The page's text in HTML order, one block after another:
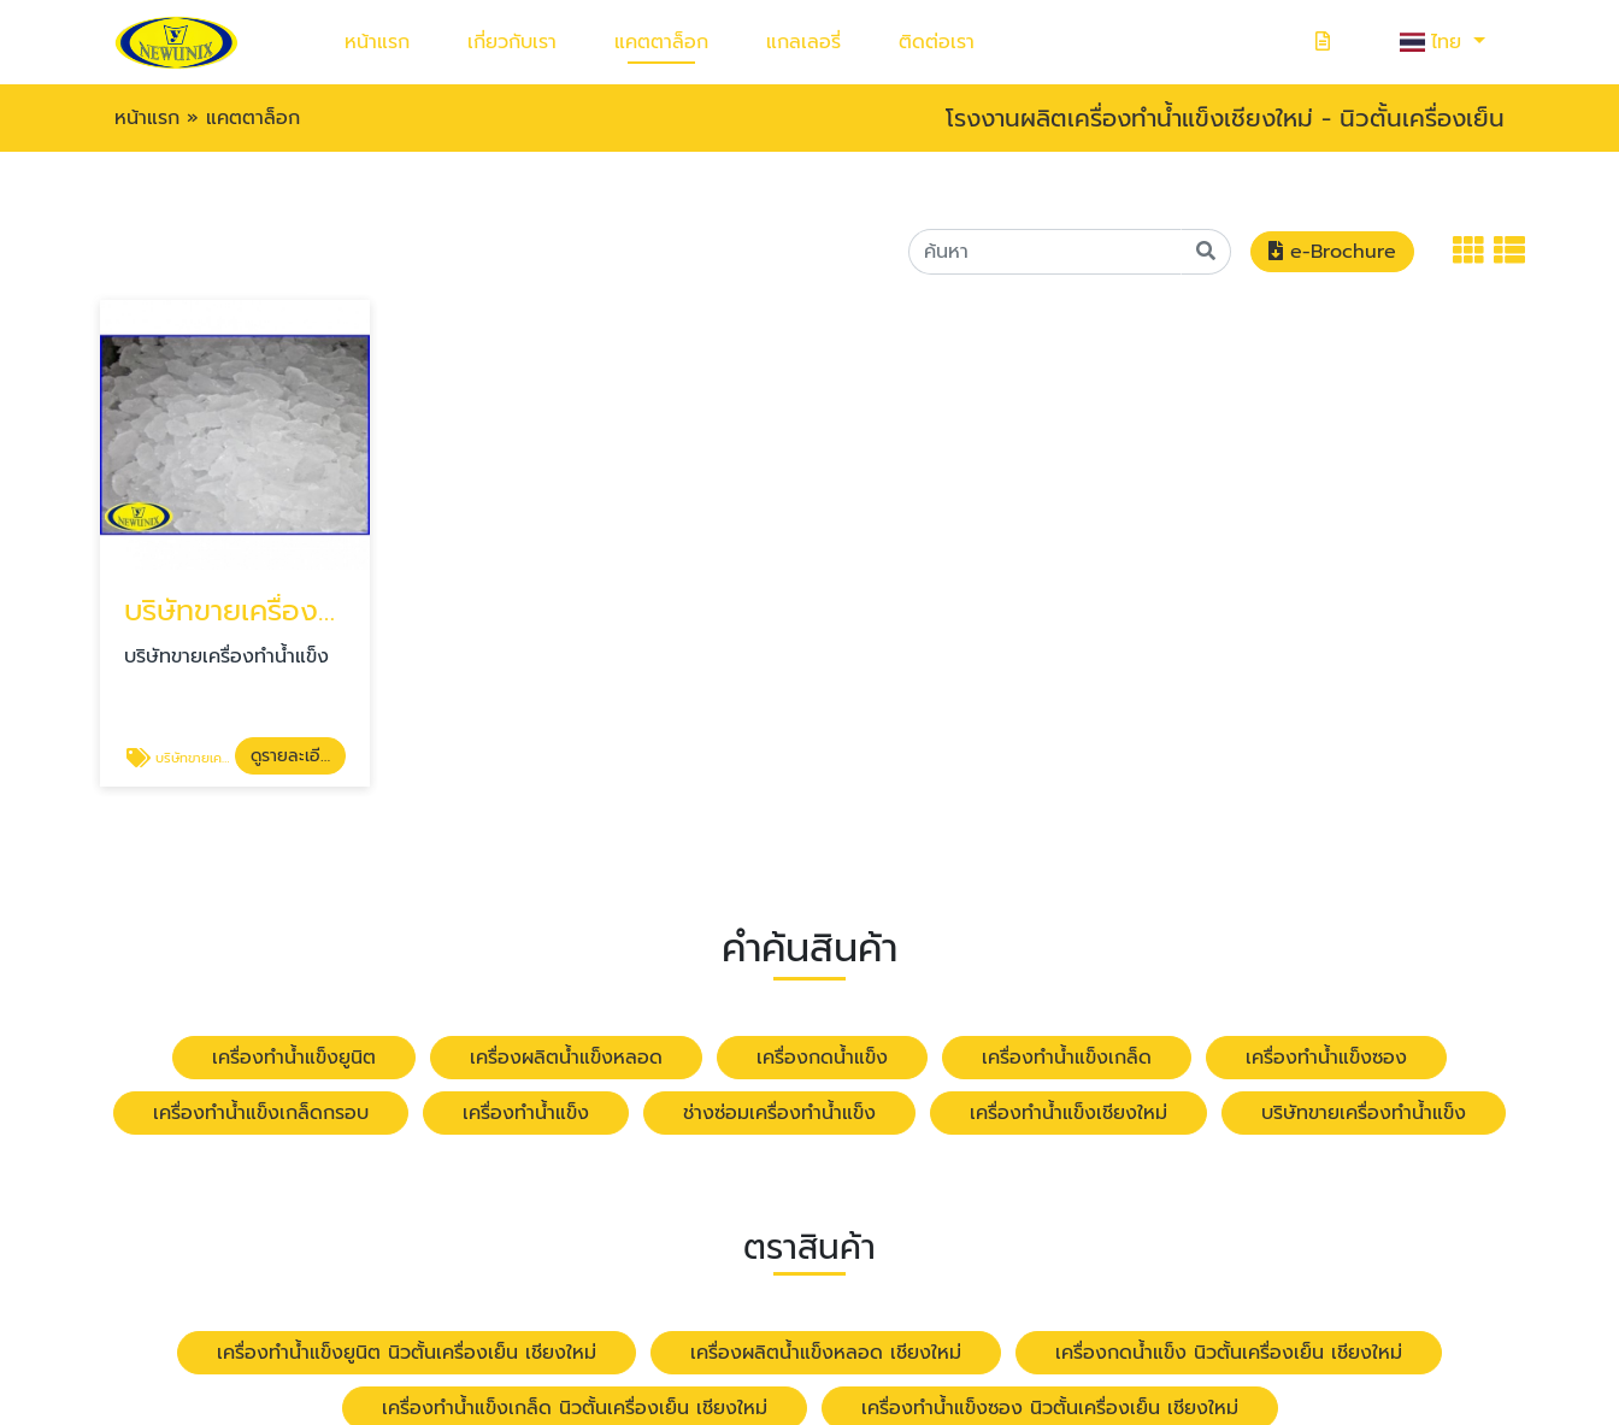
หน้าแรก เกี่ยวกับเรา แคตตาล็อก แกลเลอรี่ ติดต่อเรา ไทย
หน้าแรก » แคตตาล็อก โรงงานผลิตเครื่องทำน้ำแข็งเชียงใหม่ - นิวตั้นเครื่องเย็น
e-Brochure
บริษัทขายเครื่องทำน้ำแข็ง เชียงใหม่
บริษัทขายเครื่องทำน้ำแข็ง
บริษัทขายเครื่องทำน้ำแข็ง ดูรายละเอียด
คำค้นสินค้า
เครื่องทำน้ำแข็งยูนิต เครื่องผลิตน้ำแข็งหลอด เครื่องกดน้ำแข็ง เครื่องทำน้ำแข็งเกล็ด
เครื่องทำน้ำแข็งซอง
เครื่องทำน้ำแข็งเกล็ดกรอบ
เครื่องทำน้ำแข็ง ช่างซ่อมเครื่องทำน้ำแข็ง เครื่องทำน้ำแข็งเชียงใหม่ บริษัทขายเครื่องทำน้ำแข็ง
ตราสินค้า
เครื่องทำน้ำแข็งยูนิต นิวตั้นเครื่องเย็น เชียงใหม่ เครื่องผลิตน้ำแข็งหลอด เชียงใหม่
เครื่องกดน้ำแข็ง นิวตั้นเครื่องเย็น เชียงใหม่
เครื่องทำน้ำแข็งเกล็ด นิวตั้นเครื่องเย็น เชียงใหม่
เครื่องทำน้ำแข็งซอง นิวตั้นเครื่องเย็น เชียงใหม่